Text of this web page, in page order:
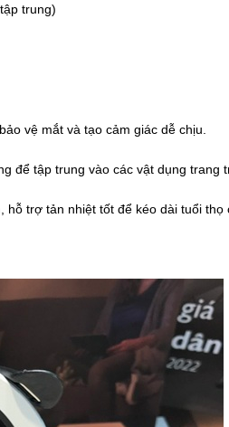
trung)
vệ mắt và tạo cảm giác dễ chịu.
để tập trung vào các vật dụng trang
trợ tản nhiệt tốt để kéo dài tuổi thọ